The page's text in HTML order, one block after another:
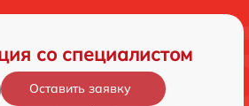
со специалистом
Оставить заявку